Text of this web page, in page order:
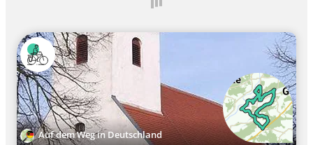
Auf dem Weg in Deutschland